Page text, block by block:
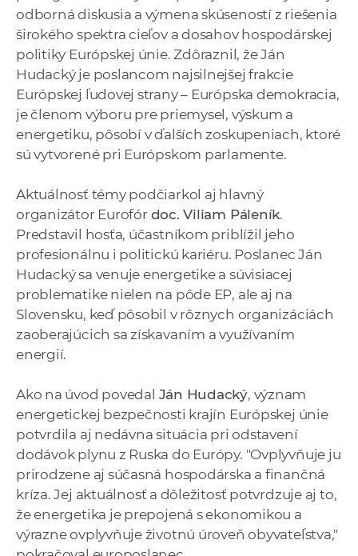
odborná diskusia a výmena skúseností z riešenia
širokého spektra cieľov a dosahov hospodárskej
politiky Európskej únie. Zdôraznil, že Ján
Hudacký je poslancom najsilnejšej frakcie
Európskej ľudovej strany – Európska demokracia,
je členom výboru pre priemysel, výskum a
energetiku, pôsobí v ďalších zoskupeniach, ktoré
sú vytvorené pri Európskom parlamente.
Aktuálnosť témy podčiarkol aj hlavný
organizátor Eurofór doc. Viliam Páleník.
Predstavil hosťa, účastníkom priblížil jeho
profesionálnu i politickú kariéru. Poslanec Ján
Hudacký sa venuje energetike a súvisiacej
problematike nielen na pôde EP, ale aj na
Slovensku, keď pôsobil v rôznych organizáciách
zaoberajúcich sa získavaním a využívaním
energií.
Ako na úvod povedal Ján Hudacký, význam
energetickej bezpečnosti krajín Európskej únie
potvrdila aj nedávna situácia pri odstavení
dodávok plynu z Ruska do Európy. "Ovplyvňuje ju
prirodzene aj súčasná hospodárska a finančná
kríza. Jej aktuálnosť a dôležitosť potvrdzuje aj to,
že energetika je prepojená s ekonomikou a
výrazne ovplyvňuje životnú úroveň obyvateľstva,"